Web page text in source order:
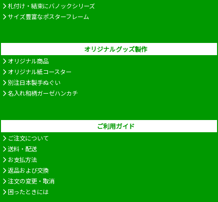
札付け・結束にバノックシリーズ
サイズ豊富なポスターフレーム
オリジナルグッズ製作
オリジナル商品
オリジナル紙コースター
別注日本製手ぬぐい
名入れ和柄ガーゼハンカチ
ご利用ガイド
ご注文について
送料・配送
お支払方法
返品および交換
注文の変更・取消
困ったときには